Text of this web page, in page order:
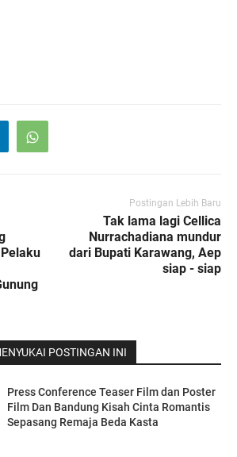
Postingan Lebih Baru
Tak lama lagi Cellica
Nurrachadiana mundur
dari Bupati Karawang, Aep
siap - siap
POSTINGAN INI
Press Conference Teaser Film dan Poster
Film Dan Bandung Kisah Cinta Romantis
Sepasang Remaja Beda Kasta